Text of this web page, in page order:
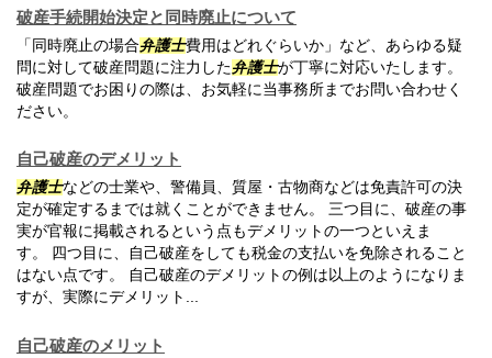
破産手続開始決定と同時廃止について
「同時廃止の場合弁護士費用はどれぐらいか」など、あらゆる疑
問に対して破産問題に注力した弁護士が丁寧に対応いたします。
破産問題でお困りの際は、お気軽に当事務所までお問い合わせく
ださい。
自己破産のデメリット
弁護士などの士業や、警備員、質屋・古物商などは免責許可の決
定が確定するまでは就くことができません。 三つ目に、破産の事
実が官報に掲載されるという点もデメリットの一つといえま
す。 四つ目に、自己破産をしても税金の支払いを免除されること
はない点です。 自己破産のデメリットの例は以上のようになりま
すが、実際にデメリット...
自己破産のメリット